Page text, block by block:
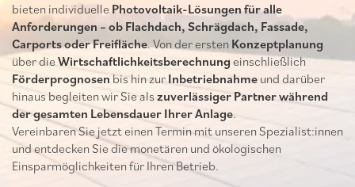
bieten individuelle Photovoltaik-Lösungen für alle
Anforderungen – ob Flachdach, Schrägdach, Fassade,
Carports oder Freifläche. Von der ersten Konzeptplanung
über dieWirtschaftlichkeitsberechnung einschließlich
Förderprognosen bis hin zur Inbetriebnahme und darüber
hinaus begleiten wir Sie als zuverlässiger Partner während
der gesamten Lebensdauer Ihrer Anlage.
Vereinbaren Sie jetzt einen Termin mit unseren Spezialist:innen
und entdecken Sie die monetären und ökologischen
Einsparmöglichkeiten für Ihren Betrieb.